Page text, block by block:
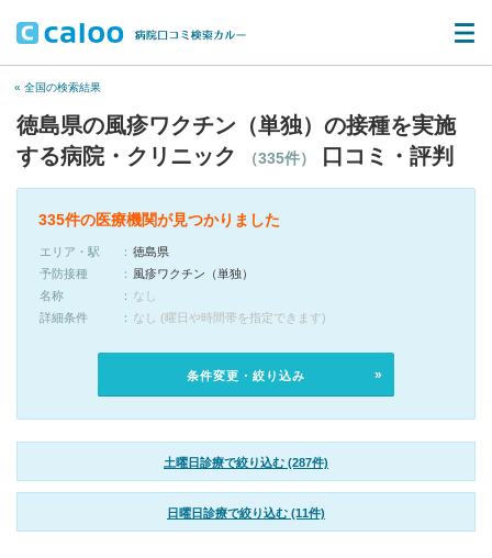
« 全国の検索結果
徳島県の風疹ワクチン（単独）の接種を実施
する病院・クリニック
（335件） 口コミ・評判
335件の医療機関が見つかりました
エリア・駅
徳島県
予防接種
風疹ワクチン（単独）
名称
なし
詳細条件
なし (曜日や時間帯を指定できます)
条件変更・絞り込み
土曜日診療で絞り込む (287件)
日曜日診療で絞り込む (11件)